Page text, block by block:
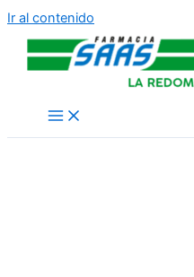
Ir al contenido